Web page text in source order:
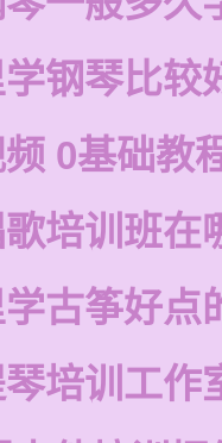
钢琴比较
0基础教
培训班在
古筝好点
培训工作